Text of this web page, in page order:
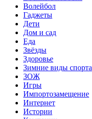
Волейбол
Гаджеты
Дети
Дом и сад
Еда
Звёзды
Здоровье
Зимние виды спорта
ЗОЖ
Игры
Импортозамещение
Интернет
Истории